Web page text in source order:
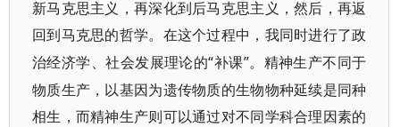
新马克思主义，再深化到后马克思主义，然后，再返
回到马克思的哲学。在这个过程中，我同时进行了政
治经济学、社会发展理论的“补课”。精神生产不同于
物质生产，以基因为遗传物质的生物物种延续是同种
相生，而精神生产则可以通过对不同学科合理因素的